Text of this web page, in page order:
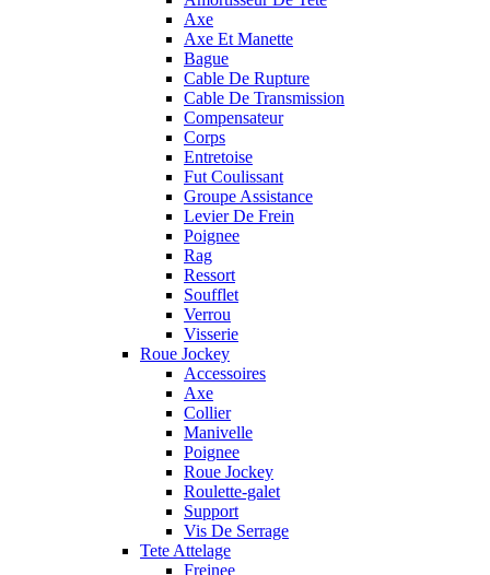
Axe
Axe Et Manette
Bague
Cable De Rupture
Cable De Transmission
Compensateur
Corps
Entretoise
Fut Coulissant
Groupe Assistance
Levier De Frein
Poignee
Rag
Ressort
Soufflet
Verrou
Visserie
Roue Jockey
Accessoires
Axe
Collier
Manivelle
Poignee
Roue Jockey
Roulette-galet
Support
Vis De Serrage
Tete Attelage
Freinee